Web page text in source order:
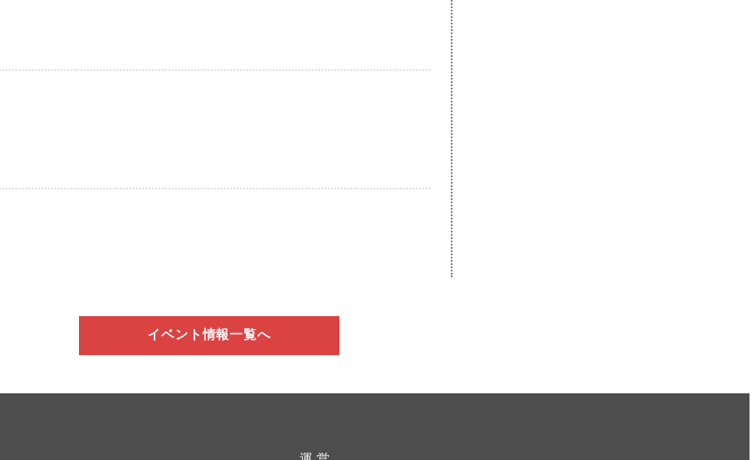
イベント情報一覧へ